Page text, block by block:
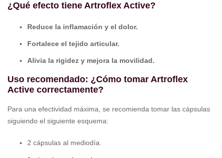
¿Qué efecto tiene Artroflex Active?
Reduce la inflamación y el dolor.
Fortalece el tejido articular.
Alivia la rigidez y mejora la movilidad.
Uso recomendado: ¿Cómo tomar Artroflex
Active correctamente?
Para una efectividad máxima, se recomienda tomar las cápsulas
siguiendo el siguiente esquema:
2 cápsulas al mediodía.